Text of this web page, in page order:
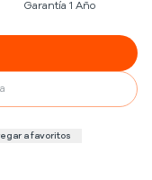
Garantía 1 Año
a favoritos